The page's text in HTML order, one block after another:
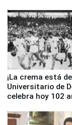
¡La crema está
Universitario de
celebra hoy 102